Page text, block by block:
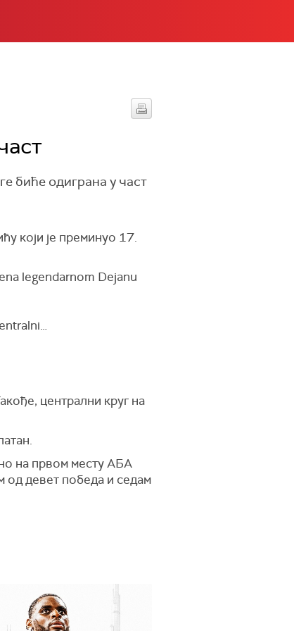
биће одиграна у част
који је преминуо 17.
legendarnom Dejanu
централни круг на
на првом месту АБА
од девет победа и седам